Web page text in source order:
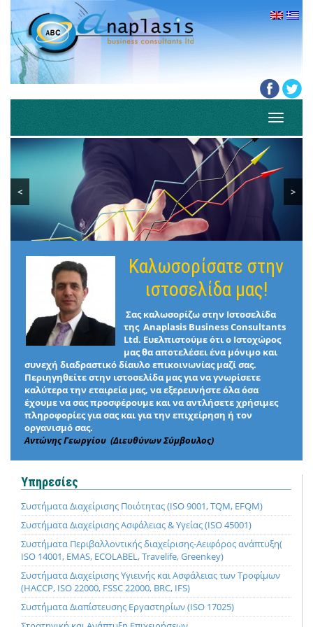
Toggle
< >
Καλωσορίσατε στην
ιστοσελίδα μας!
Σας καλωσορίζω στην Ιστοσελίδα
της Anaplasis Business Consultants
Ltd. Ευελπιστούμε ότι ο Ιστοχώρος
μας θα αποτελέσει ένα μόνιμο και
συνεχή διαδραστικό δίαυλο επικοινωνίας μαζί σας.
Περιηγηθείτε στην ιστοσελίδα μας για να γνωρίσετε
καλύτερα την εταιρεία μας, να εξερευνήστε όλα όσα
έχουμε να σας προσφέρουμε και να αντλήσετε χρήσιμες
πληροφορίες για σας και για την επιχείρηση ή τον
οργανισμό σας.
Αντώνης Γεωργίου (Διευθύνων Σύμβουλος)
Υπηρεσίες
Συστήματα Διαχείρισης Ποιότητας (ISO 9001, TQM, EFQM)
Συστήματα Διαχείρισης Ασφάλειας & Υγείας (ISO 45001)
Συστήματα Περιβαλλοντικής διαχείρισης-Αειφόρος ανάπτυξη(
ISO 14001, EMAS, ECOLABEL, Travelife, Greenkey)
Συστήματα Διαχείρισης Υγιεινής και Ασφάλειας των Τροφίμων
(HACCP, ISO 22000, FSSC 22000, BRC, IFS)
Συστήματα Διαπίστευσης Εργαστηρίων (ISO 17025)